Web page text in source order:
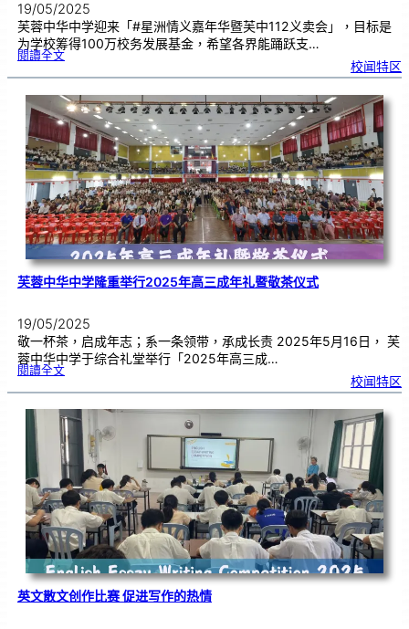
19/05/2025
芙蓉中华中学迎来「#星洲情义嘉年华暨芙中112义卖会」，目标是
为学校筹得100万校务发展基金，希望各界能踊跃支…
閱讀全文:【
1
3
办
「
芙
中
1
12
週
年
校
庆
义
卖
」
】
校闻特区
芙蓉中华中学隆重举行2025年高三成年礼暨敬茶仪式
19/05/2025
敬一杯茶，启成年志；系一条领带，承成长责 2025年5月16日， 芙
蓉中华中学于综合礼堂举行「2025年高三成…
閱讀全文:芙
华
学
隆
重
举
行
2
0
2
5
年
高
三
成
年
礼
暨
敬
茶
仪
式
校闻特区
英文散文创作比赛 促进写作的热情